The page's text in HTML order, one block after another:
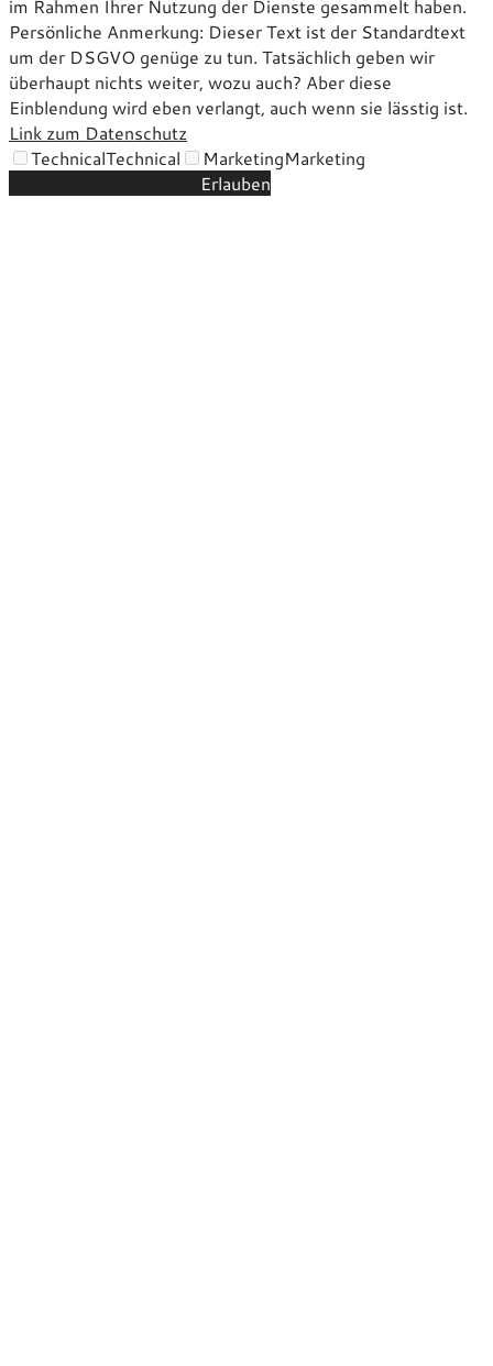
im Rahmen Ihrer Nutzung der Dienste gesammelt haben.
Persönliche Anmerkung: Dieser Text ist der Standardtext
um der DSGVO genüge zu tun. Tatsächlich geben wir
überhaupt nichts weiter, wozu auch? Aber diese
Einblendung wird eben verlangt, auch wenn sie lässtig ist.
Link zum Datenschutz
TechnicalTechnical MarketingMarketing
Erlauben